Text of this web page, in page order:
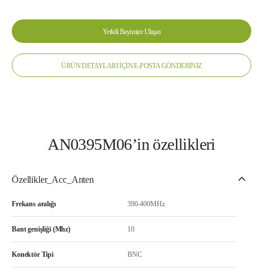
Yetkili Bayimize Ulaşın
ÜRÜN DETAYLARI İÇİN E-POSTA GÖNDERİNİZ
AN0395M06’in özellikleri
Özellikler_Acc_Anten
Frekans aralığı 390-400MHz
Bant genişliği (Mhz) 10
Konektör Tipi BNC